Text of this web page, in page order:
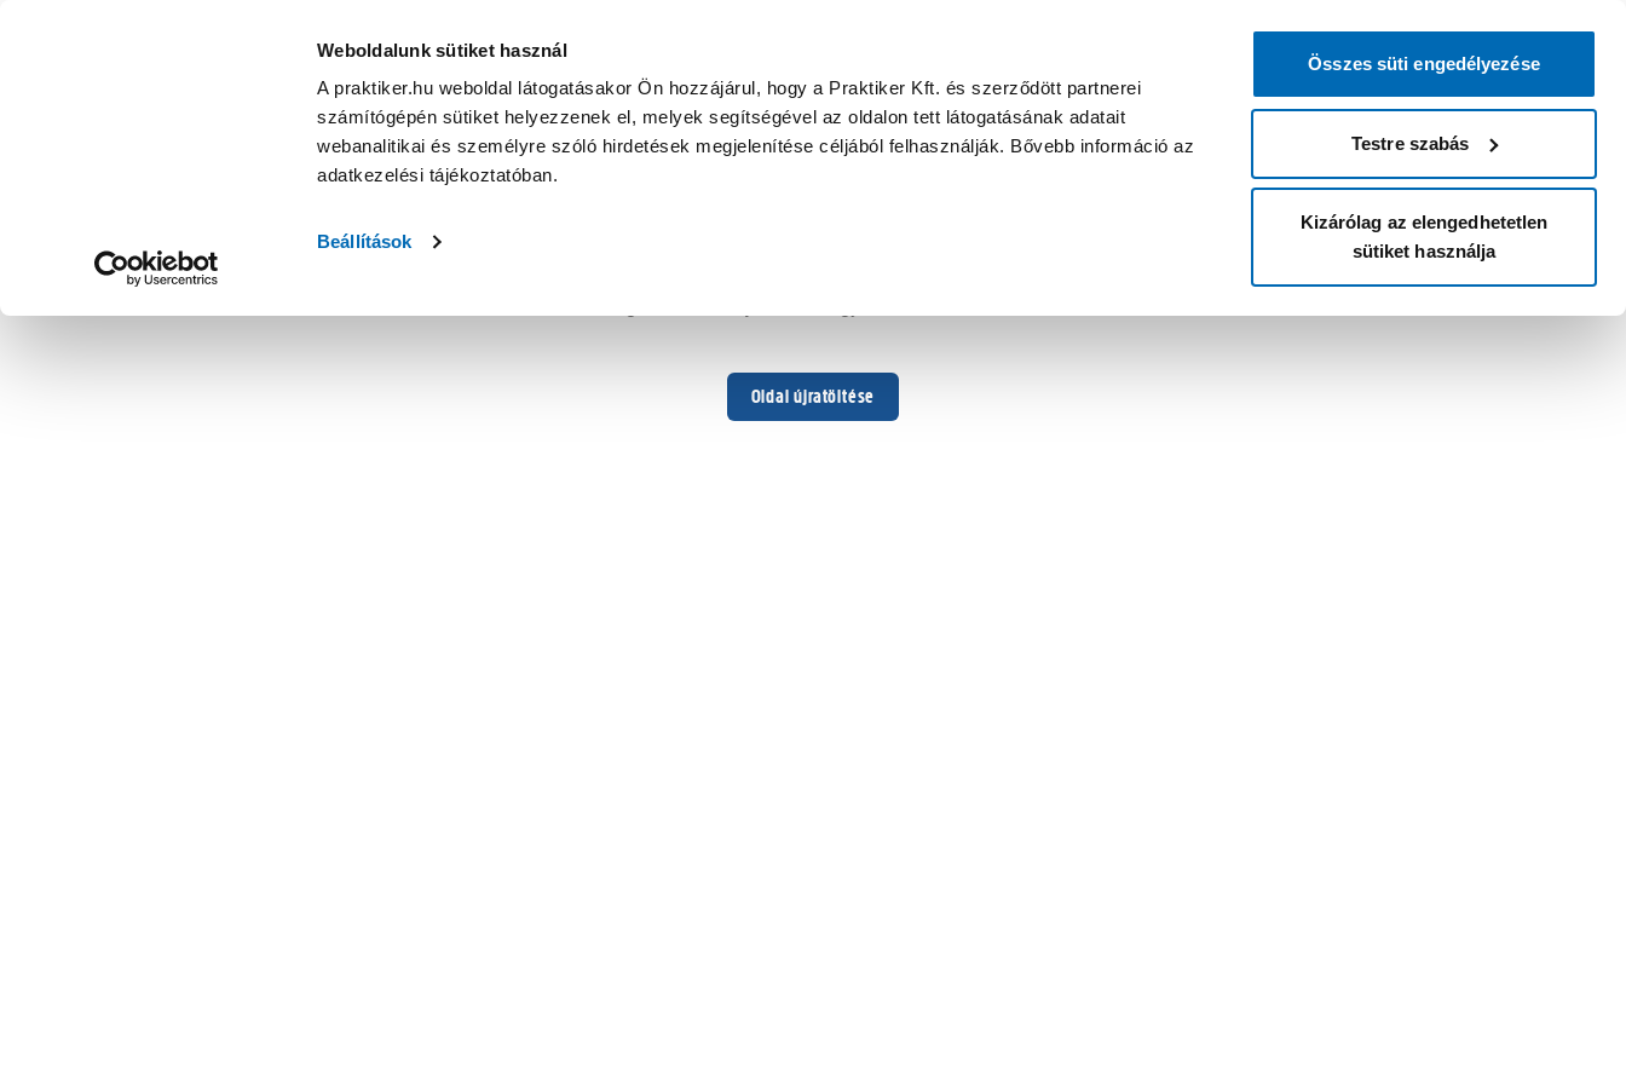
Weboldalunk sütiket használ
A praktiker.hu weboldal látogatásakor Ön hozzájárul, hogy a Praktiker Kft. és szerződött partnerei
számítógépén sütiket helyezzenek el, melyek segítségével az oldalon tett látogatásának adatait
webanalitikai és személyre szóló hirdetések megjelenítése céljából felhasználják. Bővebb információ az
adatkezelési tájékoztatóban.
Beállítások
Összes süti engedélyezése
Testre szabás
Kizárólag az elengedhetetlen
sütiket használja
Oldal újratöltése